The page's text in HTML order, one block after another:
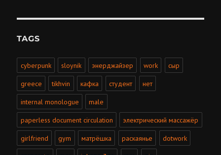
TAGS
cyberpunk sloynik энерджайзер work сыр
greece tikhvin кафка студент нет
internal monologue male
paperless document circulation электрический массажёр
girlfriend gym матрёшка раскаянье dotwork